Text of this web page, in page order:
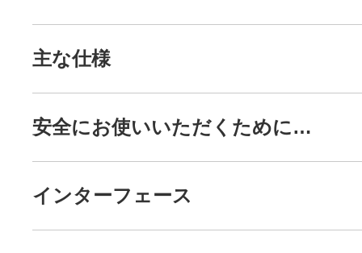
主な仕様
安全にお使いいただくために…
インターフェース